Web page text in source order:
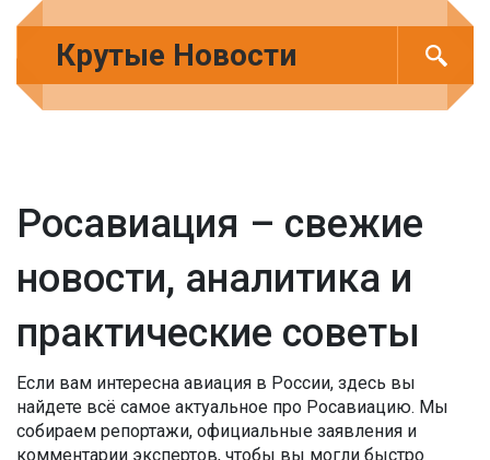
Крутые Новости
Росавиация – свежие
новости, аналитика и
практические советы
Если вам интересна авиация в России, здесь вы
найдете всё самое актуальное про Росавиацию. Мы
собираем репортажи, официальные заявления и
комментарии экспертов, чтобы вы могли быстро